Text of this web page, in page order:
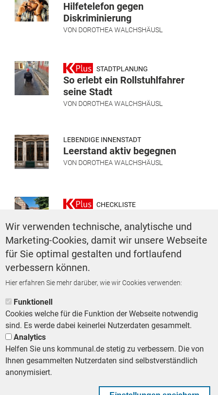
Hilfetelefon gegen
Diskriminierung
VON DOROTHEA WALCHSHÄUSL
STADTPLANUNG
So erlebt ein Rollstuhlfahrer
seine Stadt
VON DOROTHEA WALCHSHÄUSL
LEBENDIGE INNENSTADT
Leerstand aktiv begegnen
VON DOROTHEA WALCHSHÄUSL
CHECKLISTE
Bürgermärkten: Perleberg
macht’s vor
VONDOROTHEA WALCHSHÄUSL
Seitennummerierung
Erste Seite
Vorherige Seite
3
Footer First Navigation
MESSE KOMMUNAL LESERSERVICE AGB DATENSCHUTZ
IMPRESSUM
KOMMUNALBESCHAFFUNG
Wir verwenden technische, analytische und
Marketing-Cookies, damit wir unsere Webseite
für Sie optimal gestalten und fortlaufend
verbessern können.
Hier erfahren Sie mehr darüber, wie wir Cookies verwenden:
Funktionell
Cookies welche für die Funktion der Webseite notwendig
sind. Es werde dabei keinerlei Nutzerdaten gesammelt.
Analytics
Helfen Sie uns kommunal.de stetig zu verbessern. Die von
Ihnen gesammelten Nutzerdaten sind selbstverständlich
anonymisiert.